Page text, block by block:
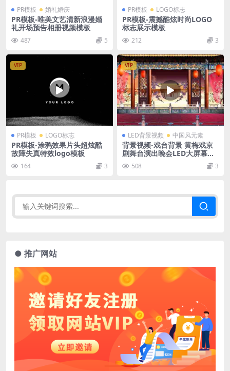
PR模板 婚礼婚庆
PR模板-唯美文艺清新浪漫婚
礼开场预告相册视频模板
487 5
PR模板 LOGO标志
PR模板-震撼酷炫时尚LOGO
标志展示模板
212 3
VIP
PR模板 LOGO标志
PR模板-涂鸦效果片头超炫酷
故障失真特效logo模板
164 3
VIP
LED背景视频 中国风元素
背景视频-戏台背景 黄梅戏京
剧舞台演出晚会LED大屏幕动
态视频素材
508 3
● 推广网站